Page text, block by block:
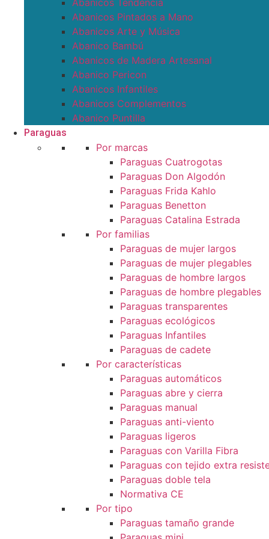
Abanicos Tendencia
Abanicos Pintados a Mano
Abanicos Arte y Música
Abanico Bambú
Abanicos de Madera Artesanal
Abanico Pericon
Abanicos Infantiles
Abanicos Complementos
Abanico Puntilla
Paraguas
Por marcas
Paraguas Cuatrogotas
Paraguas Don Algodón
Paraguas Frida Kahlo
Paraguas Benetton
Paraguas Catalina Estrada
Por familias
Paraguas de mujer largos
Paraguas de mujer plegables
Paraguas de hombre largos
Paraguas de hombre plegables
Paraguas transparentes
Paraguas ecológicos
Paraguas Infantiles
Paraguas de cadete
Por características
Paraguas automáticos
Paraguas abre y cierra
Paraguas manual
Paraguas anti-viento
Paraguas ligeros
Paraguas con Varilla Fibra
Paraguas con tejido extra
Paraguas doble tela
Normativa CE
Por tipo
Paraguas tamaño grande